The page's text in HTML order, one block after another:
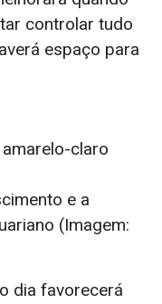
controlar tudo
espaço para
e a
(Imagem:
dia favorecerá